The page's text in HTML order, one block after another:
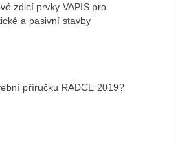
zdicí prvky VAPIS pro
a pasivní stavby
příručku RÁDCE 2019?